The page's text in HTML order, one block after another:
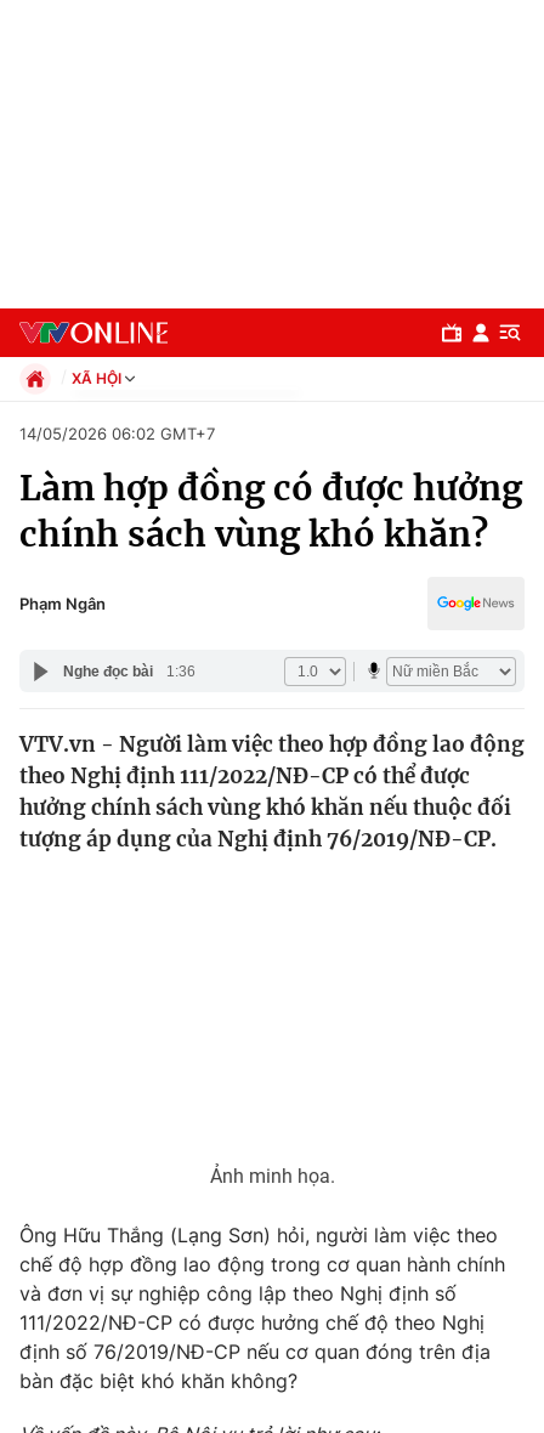
Chuyên mục
Chính trị
Xã hội
Y tế
Thế giới
Khán giả
Giải sao mai
Sao
Du lịch
Làm đẹp
Chất lượng cuộc sống
Giáo dục
Tuyển sinh
Học trực tuyến
Công nghệ
Hitech Công nghệ tương lai
Sản phẩm
Giao lưu trực tuyến
XÃ HỘI
Xã hội
Pháp luật
Kinh tế
Thể thao
Văn hóa - Giải trí
Đời sống
Giáo dục
14/05/2026 06:02 GMT+7
Làm hợp đồng có được hưởng
chính sách vùng khó khăn?
Phạm Ngân
Nghe đọc bài 1:36
VTV.vn - Người làm việc theo hợp đồng lao động
theo Nghị định 111/2022/NĐ-CP có thể được
hưởng chính sách vùng khó khăn nếu thuộc đối
tượng áp dụng của Nghị định 76/2019/NĐ-CP.
Ảnh minh họa.
Ông Hữu Thắng (Lạng Sơn) hỏi, người làm việc theo
chế độ hợp đồng lao động trong cơ quan hành chính
và đơn vị sự nghiệp công lập theo Nghị định số
111/2022/NĐ-CP có được hưởng chế độ theo Nghị
định số 76/2019/NĐ-CP nếu cơ quan đóng trên địa
bàn đặc biệt khó khăn không?